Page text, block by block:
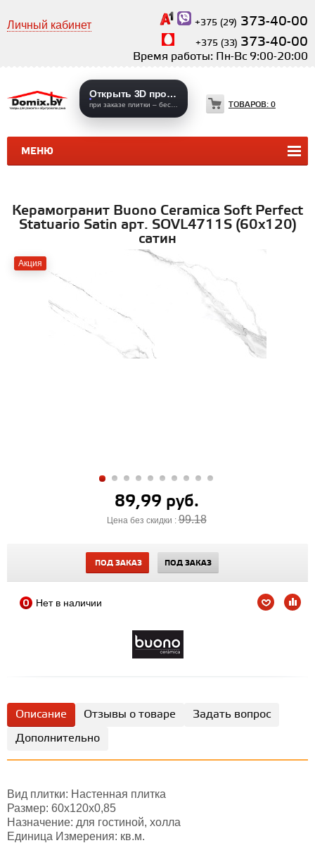
Личный кабинет +375 (29) 373-40-00
+375 (33) 373-40-00
Время работы: Пн-Вс 9:00-20:00
МЕНЮ
Открыть 3D проекты
ТОВАРОВ: 0
КЕРАМИЧЕСКАЯ ПЛИТКА
Керамогранит Buono Ceramica Soft Perfect
Statuario Satin арт. SOVL4711S (60x120)
сатин
Акция
89,99 руб.
Цена без скидки :99.18
ПОД ЗАКАЗ ПОД ЗАКАЗ
Нет в наличии
Описание Отзывы о товаре
Задать вопрос
Дополнительно
Вид плитки: Настенная плитка
Размер: 60х120х0,85
Назначение: для гостиной, холла
Единица Измерения: кв.м.